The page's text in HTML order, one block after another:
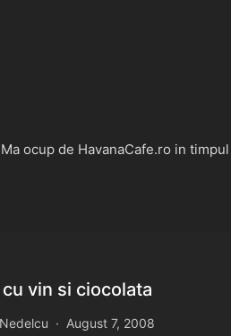
Ma ocup de HavanaCafe.ro in
vin si ciocolata
August 7, 2008